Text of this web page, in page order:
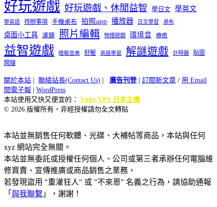
好玩遊戲 好玩遊戲、休閒益智 學日文 學英文
學英語 待辦事項 手機桌布 拍照app 播放器 日文學習 桌布
桌面小工具 濾鏡 照片編輯 物理遊戲 環境音 療癒
益智遊戲 睡眠音樂 舒壓 英語學習 解謎遊戲 計時器
貼圖
鬧鐘
關於本站 聯絡站長(Contact Us) 廣告刊登| 訂閱新文章 / 用 Email
閱電子報
WordPress
本站使用又快又便宜的： Vultr VPS 日本主機
© 2026 版權所有，非經授權請勿全文轉貼
本站並無銷售任何軟體、光碟、大補帖等商品，本站與任何
xyz 網站完全無關。
本站並無委託或授權任何個人、公司或第三者承辦任何電腦維
修買賣、宣傳推廣或商品銷售之業務，
若發現盜用 "重灌狂人" 或 "不來恩" 名義之行為，請協助通報
「 與我聯繫 」，謝謝！